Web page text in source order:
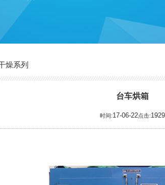
燥系列
台车烘箱
时间:17-06-22点击:1929